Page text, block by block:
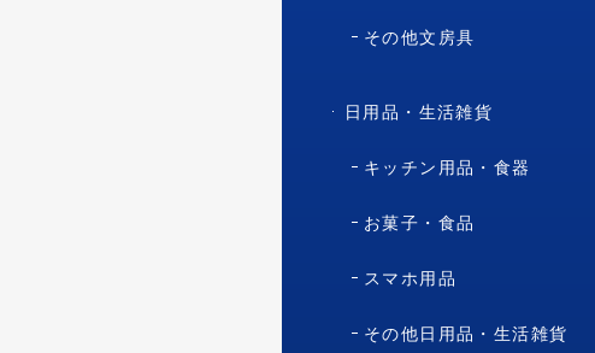
その他文房具
日用品・生活雑貨
キッチン用品・食器
お菓子・食品
スマホ用品
その他日用品・生活雑貨